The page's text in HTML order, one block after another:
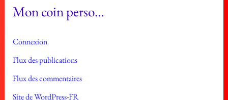
Mon coin perso…
Connexion
Flux des publications
Flux des commentaires
Site de WordPress-FR